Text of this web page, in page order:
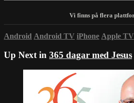
Android Android TV iPhone Apple TV
Up Next in 365 dagar med Jesus